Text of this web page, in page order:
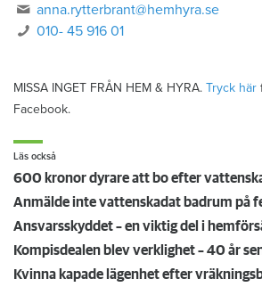
anna.rytterbrant@hemhyra.se
010- 45 916 01
MISSA INGET FRÅN HEM & HYRA. Tryck här
Facebook.
Läs också
600 kronor dyrare att bo efter
Ansvarsskyddet – en viktig del i